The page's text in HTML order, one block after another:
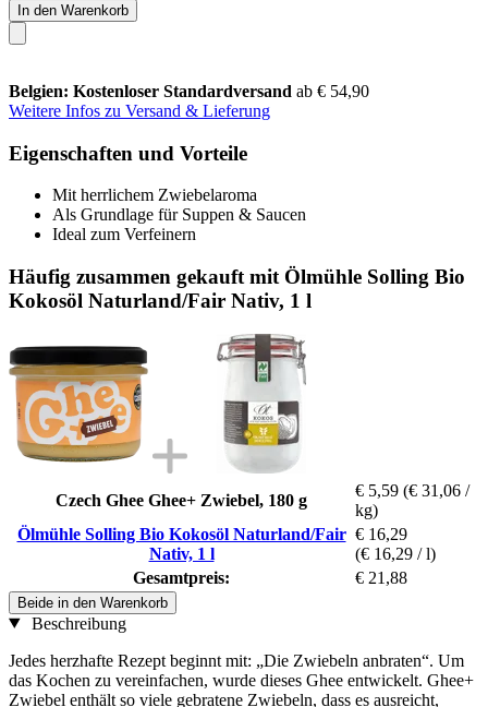
In den Warenkorb
Belgien: Kostenloser Standardversand ab € 54,90
Weitere Infos zu Versand & Lieferung
Eigenschaften und Vorteile
Mit herrlichem Zwiebelaroma
Als Grundlage für Suppen & Saucen
Ideal zum Verfeinern
Häufig zusammen gekauft mit Ölmühle Solling Bio
Kokosöl Naturland/Fair Nativ, 1 l
Czech Ghee Ghee+ Zwiebel, 180 g
€ 5,59 (€ 31,06 /
kg)
Ölmühle Solling Bio Kokosöl Naturland/Fair
Nativ, 1 l
€ 16,29
(€ 16,29 / l)
Gesamtpreis:
€ 21,88
Beide in den Warenkorb
Beschreibung
Jedes herzhafte Rezept beginnt mit: „Die Zwiebeln anbraten“. Um
das Kochen zu vereinfachen, wurde dieses Ghee entwickelt. Ghee+
Zwiebel enthält so viele gebratene Zwiebeln, dass es ausreicht,